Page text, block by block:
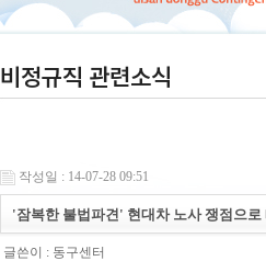
비정규직 관련소식
작성일 : 14-07-28 09:51
'잠복한 불법파견' 현대차 노사 쟁점으로
글쓴이 : 동구센터